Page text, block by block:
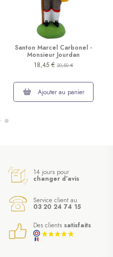
Santon Marcel Carbonel -
Monsieur Jourdan
18,45 € 20,50 €
Ajouter au panier
14 jours pour
changer d’avis
Service client au
03 20 24 74 15
Des clients satisfaits